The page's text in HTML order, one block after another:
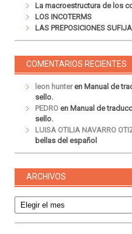
La macroestructura de los
LOS INCOTERMS
LAS PREPOSICIONES
COMENTARIOS RECIENTES
leon hunteren Manual de
sello.
PEDRO en Manual de
sello.
LUISA OTILIA NAVARRO
bellas del español
ARCHIVOS